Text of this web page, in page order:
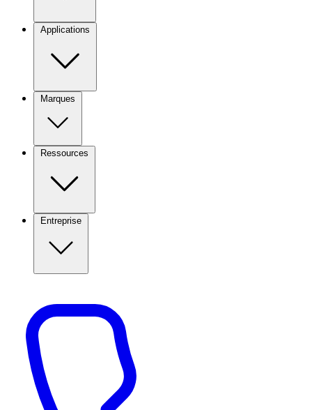
Applications
Marques
Ressources
Entreprise